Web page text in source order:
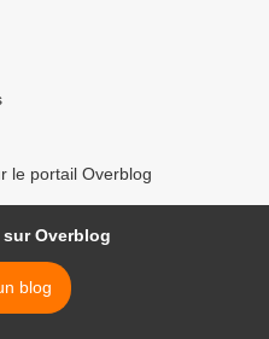
le portail Overblog
Overblog
blog